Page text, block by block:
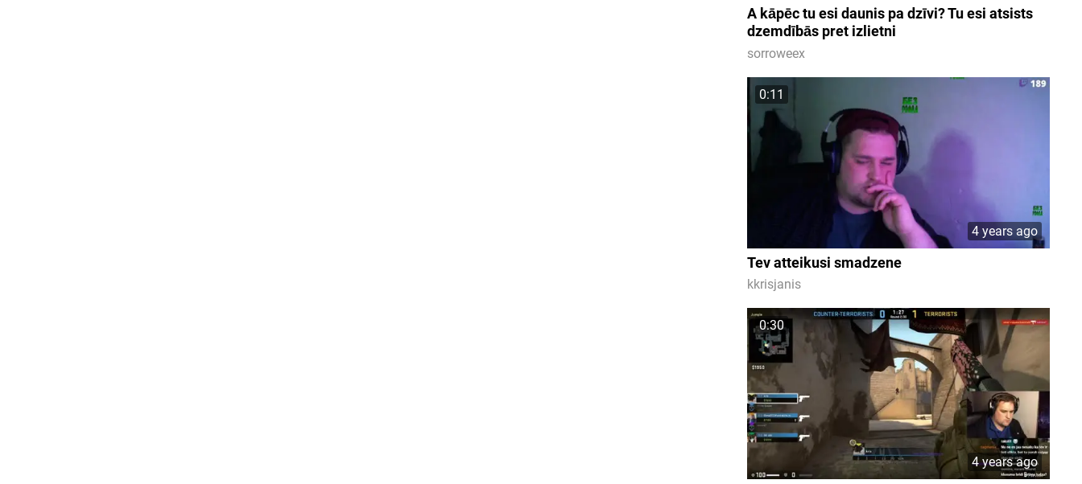
A kāpēc tu esi daunis pa dzīvi? Tu esi atsists
dzemdībās pret izlietni
sorroweex
0:11
4 years ago
Tev atteikusi smadzene
kkrisjanis
0:30
4 years ago